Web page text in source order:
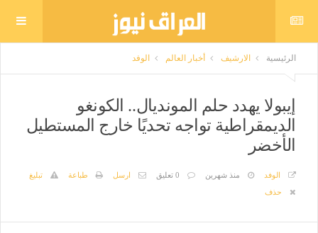
الرئيسية الارشيف أخبار العالم الوفد
إيبولا يهدد حلم المونديال.. الكونغو
الديمقراطية تواجه تحديًا خارج المستطيل
الأخضر
الوفد منذ شهرين 0 تعليق ارسل طباعة
تبليغ
حذف